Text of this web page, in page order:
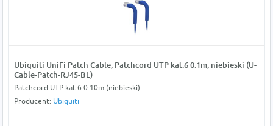
Ubiquiti UniFi Patch Cable, Patchcord UTP kat.6 0.1m, niebieski (U-
Cable-Patch-RJ45-BL)
Patchcord UTP kat.6 0.10m (niebieski)
Producent: Ubiquiti